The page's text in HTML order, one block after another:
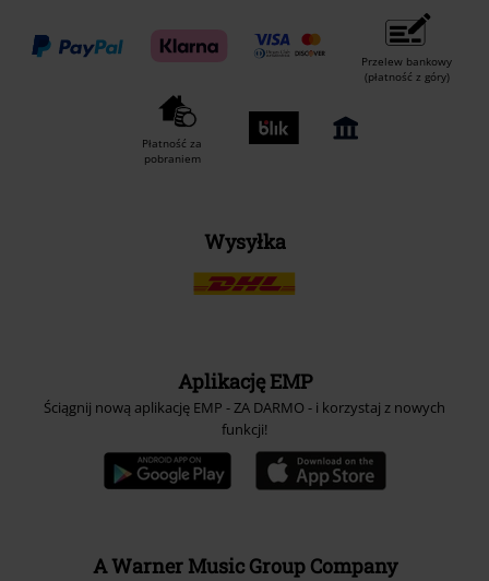
Przelew bankowy
(płatność z góry)
Płatność za
pobraniem
Wysyłka
Aplikację EMP
Ściągnij nową aplikację EMP - ZA DARMO - i korzystaj z nowych
funkcji!
A Warner Music Group Company